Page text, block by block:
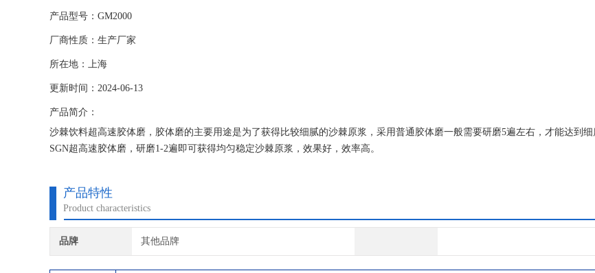
产品型号：GM2000
厂商性质：生产厂家
所在地：上海
更新时间：2024-06-13
产品简介：
沙棘饮料超高速胶体磨，胶体磨的主要用途是为了获得比较细腻的沙棘原浆，采用普通胶体磨一般需要研磨5遍左右，才能达到细
SGN超高速胶体磨，研磨1-2遍即可获得均匀稳定沙棘原浆，效果好，效率高。
产品特性
Product characteristics
品牌 其他品牌